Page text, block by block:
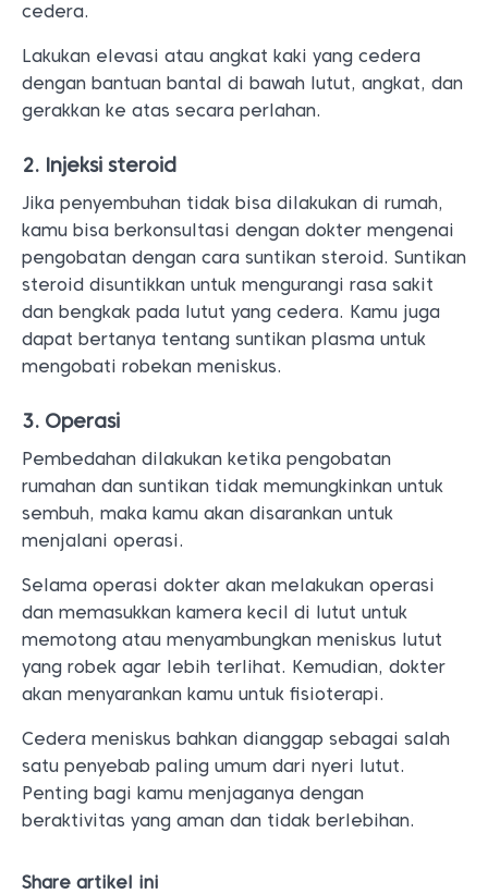
cedera.
Lakukan elevasi atau angkat kaki yang cedera
dengan bantuan bantal di bawah lutut, angkat, dan
gerakkan ke atas secara perlahan.
2. Injeksi steroid
Jika penyembuhan tidak bisa dilakukan di rumah,
kamu bisa berkonsultasi dengan dokter mengenai
pengobatan dengan cara suntikan steroid. Suntikan
steroid disuntikkan untuk mengurangi rasa sakit
dan bengkak pada lutut yang cedera. Kamu juga
dapat bertanya tentang suntikan plasma untuk
mengobati robekan meniskus.
3. Operasi
Pembedahan dilakukan ketika pengobatan
rumahan dan suntikan tidak memungkinkan untuk
sembuh, maka kamu akan disarankan untuk
menjalani operasi.
Selama operasi dokter akan melakukan operasi
dan memasukkan kamera kecil di lutut untuk
memotong atau menyambungkan meniskus lutut
yang robek agar lebih terlihat. Kemudian, dokter
akan menyarankan kamu untuk fisioterapi.
Cedera meniskus bahkan dianggap sebagai salah
satu penyebab paling umum dari nyeri lutut.
Penting bagi kamu menjaganya dengan
beraktivitas yang aman dan tidak berlebihan.
Share artikel ini